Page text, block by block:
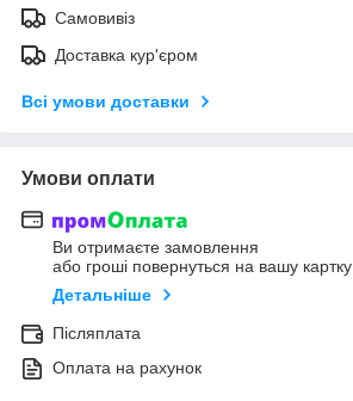
Самовивіз
Доставка кур'єром
Всі умови доставки
Умови оплати
Ви отримаєте замовлення
або гроші повернуться на вашу картку
Детальніше
Післяплата
Оплата на рахунок